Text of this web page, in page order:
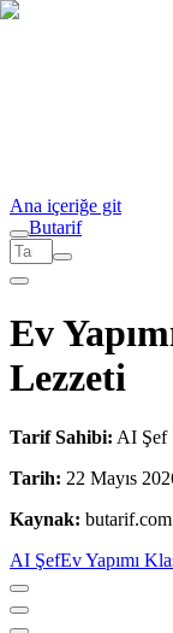
Ana içeriğe git
Butarif
Ev
Lezzeti
Tarif Sahibi: AI Şef
Tarih: 22 Mayıs
Kaynak: butarif.com
AI ŞefEv Yapımı